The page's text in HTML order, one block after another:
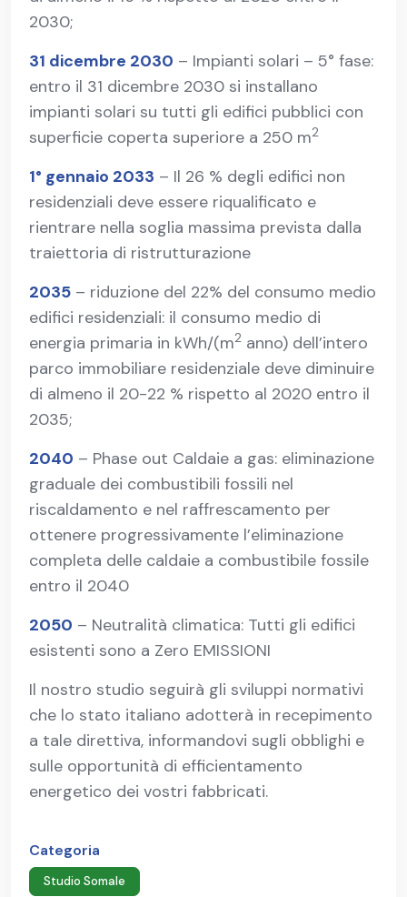
2030;
31 dicembre 2030 – Impianti solari – 5° fase:
entro il 31 dicembre 2030 si installano
impianti solari su tutti gli edifici pubblici con
superficie coperta superiore a 250 m2
1° gennaio 2033 – Il 26 % degli edifici non
residenziali deve essere riqualificato e
rientrare nella soglia massima prevista dalla
traiettoria di ristrutturazione
2035 – riduzione del 22% del consumo medio
edifici residenziali: il consumo medio di
energia primaria in kWh/(m2 anno) dell’intero
parco immobiliare residenziale deve diminuire
di almeno il 20-22 % rispetto al 2020 entro il
2035;
2040 – Phase out Caldaie a gas: eliminazione
graduale dei combustibili fossili nel
riscaldamento e nel raffrescamento per
ottenere progressivamente l’eliminazione
completa delle caldaie a combustibile fossile
entro il 2040
2050 – Neutralità climatica: Tutti gli edifici
esistenti sono a Zero EMISSIONI
Il nostro studio seguirà gli sviluppi normativi
che lo stato italiano adotterà in recepimento
a tale direttiva, informandovi sugli obblighi e
sulle opportunità di efficientamento
energetico dei vostri fabbricati.
Categoria
Studio Somale